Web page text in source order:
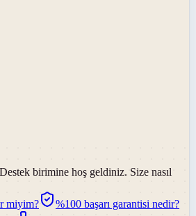
birimine hoş geldiniz. Size nasıl
miyim?
%100 başarı garantisi nedir?